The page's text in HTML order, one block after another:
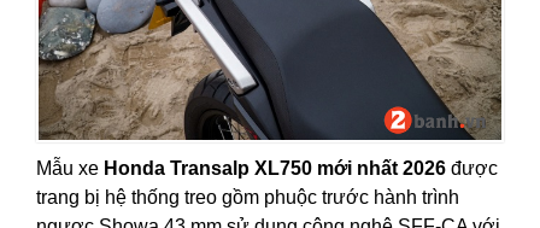
Mẫu xe Honda Transalp XL750 mới nhất 2026 được
trang bị hệ thống treo gồm phuộc trước hành trình